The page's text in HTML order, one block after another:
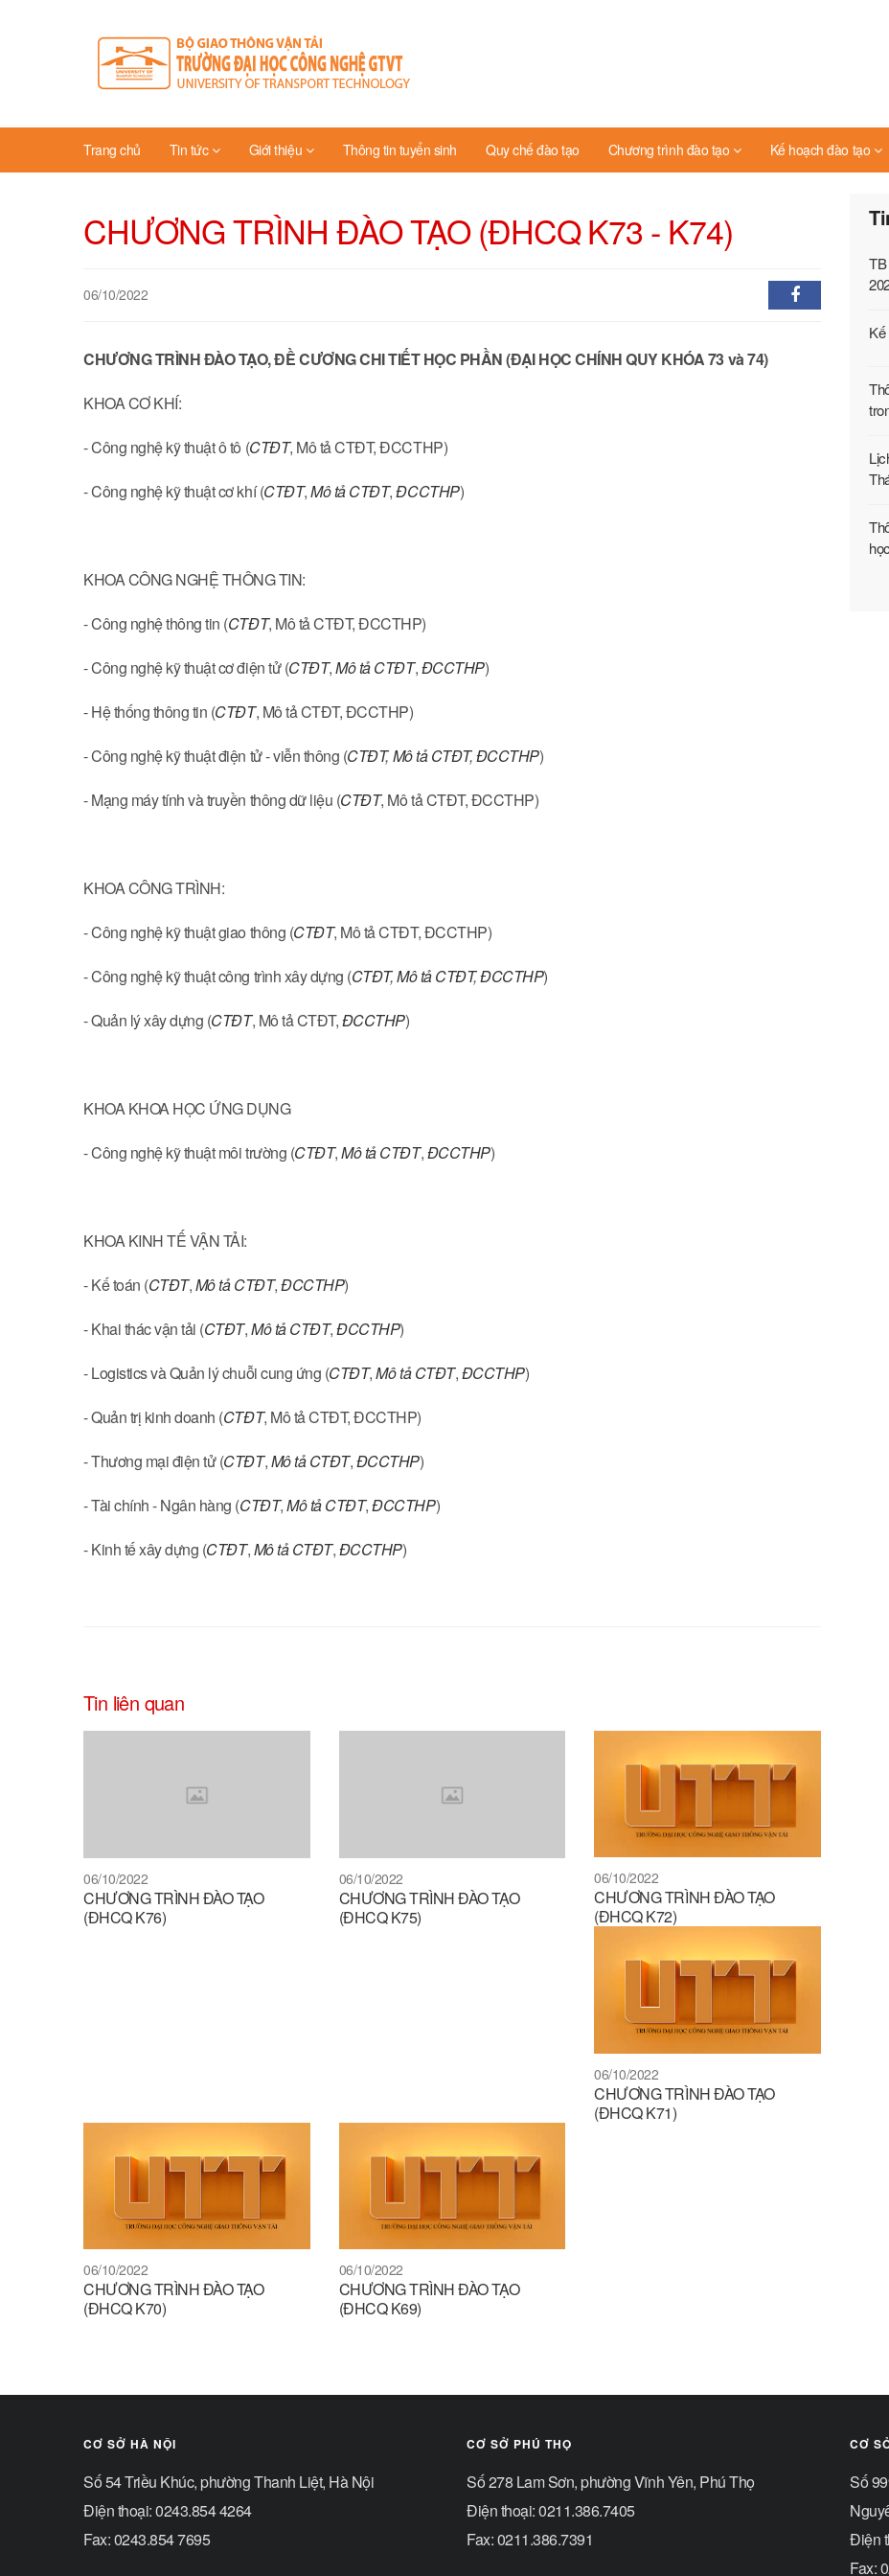
Trang chủ Tin tức Giới thiệu Thông tin tuyển sinh Quy chế đào tạo Chương trình đào tạo Kế hoạch đào tạo
CHƯƠNG TRÌNH ĐÀO TẠO (ĐHCQ K73 - K74)
06/10/2022
CHƯƠNG TRÌNH ĐÀO TẠO, ĐỀ CƯƠNG CHI TIẾT HỌC PHẦN (ĐẠI HỌC CHÍNH QUY KHÓA 73 và 74)
KHOA CƠ KHÍ:
- Công nghệ kỹ thuật ô tô (CTĐT, Mô tả CTĐT, ĐCCTHP)
- Công nghệ kỹ thuật cơ khí (CTĐT,Mô tả CTĐT,ĐCCTHP)
KHOA CÔNG NGHỆ THÔNG TIN:
- Công nghệ thông tin (CTĐT, Mô tả CTĐT, ĐCCTHP)
- Công nghệ kỹ thuật cơ điện tử (CTĐT,Mô tả CTĐT,ĐCCTHP)
- Hệ thống thông tin (CTĐT, Mô tả CTĐT, ĐCCTHP)
- Công nghệ kỹ thuật điện tử - viễn thông (CTĐT,Mô tả CTĐT,ĐCCTHP)
- Mạng máy tính và truyền thông dữ liệu (CTĐT, Mô tả CTĐT, ĐCCTHP)
KHOA CÔNG TRÌNH:
- Công nghệ kỹ thuật giao thông (CTĐT, Mô tả CTĐT, ĐCCTHP)
- Công nghệ kỹ thuật công trình xây dựng (CTĐT,Mô tả CTĐT,ĐCCTHP)
- Quản lý xây dựng (CTĐT, Mô tả CTĐT,ĐCCTHP)
KHOA KHOA HỌC ỨNG DỤNG
- Công nghệ kỹ thuật môi trường (CTĐT,Mô tả CTĐT,ĐCCTHP)
KHOA KINH TẾ VẬN TẢI:
- Kế toán (CTĐT,Mô tả CTĐT,ĐCCTHP)
- Khai thác vận tải (CTĐT,Mô tả CTĐT,ĐCCTHP)
- Logistics và Quản lý chuỗi cung ứng (CTĐT,Mô tả CTĐT,ĐCCTHP)
- Quản trị kinh doanh (CTĐT, Mô tả CTĐT, ĐCCTHP)
- Thương mại điện tử (CTĐT,Mô tả CTĐT,ĐCCTHP)
- Tài chính - Ngân hàng (CTĐT,Mô tả CTĐT,ĐCCTHP)
- Kinh tế xây dựng (CTĐT,Mô tả CTĐT,ĐCCTHP)
Tin liên quan
06/10/2022
CHƯƠNG TRÌNH ĐÀO TẠO
(ĐHCQ K76)
06/10/2022
CHƯƠNG TRÌNH ĐÀO TẠO
(ĐHCQ K75)
06/10/2022
CHƯƠNG TRÌNH ĐÀO TẠO
(ĐHCQ K72)
06/10/2022
CHƯƠNG TRÌNH ĐÀO TẠO
(ĐHCQ K71)
06/10/2022
CHƯƠNG TRÌNH ĐÀO TẠO
(ĐHCQ K70)
06/10/2022
CHƯƠNG TRÌNH ĐÀO TẠO
(ĐHCQ K69)
CƠ SỞ HÀ NỘI
Số 54 Triều Khúc, phường Thanh Liệt, Hà Nội
Điện thoại: 0243.854 4264
Fax: 0243.854 7695
CƠ SỞ PHÚ THỌ
Số 278 Lam Sơn, phường Vĩnh Yên, Phú Thọ
Điện thoại: 0211.386.7405
Fax: 0211.386.7391
CƠ
Số
Điện
Fax: